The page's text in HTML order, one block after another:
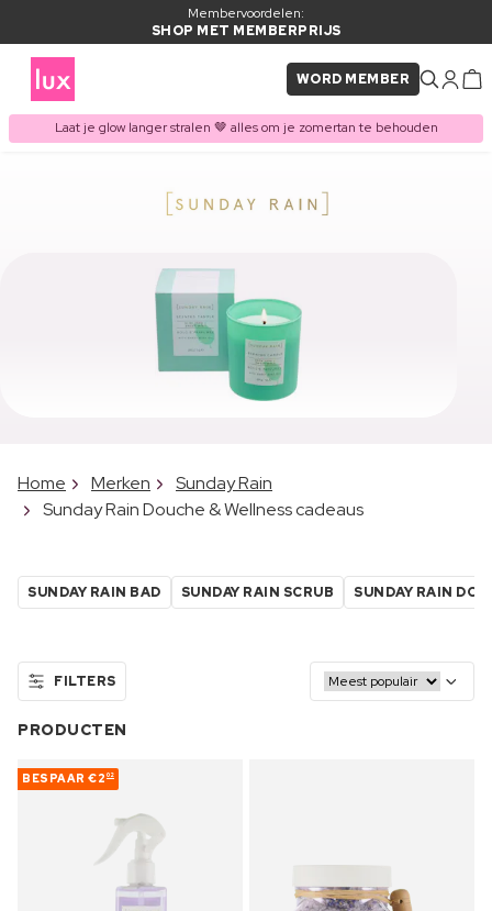
Membervoordelen:
SHOP MET MEMBERPRIJS
WORD MEMBER
Laat je glow langer stralen 🤎 alles om je zomertan te behouden
Home Merken
Sunday Rain
Sunday Rain Douche & Wellness cadeaus
SUNDAY RAIN BAD SUNDAY RAIN SCRUB SUNDAY RAIN
FILTERS
PRODUCTEN
BESPAAR €2 02